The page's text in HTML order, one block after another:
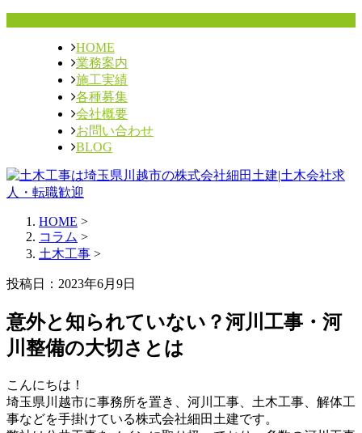
HOME
業務案内
施工実績
各種募集
会社概要
お問い合わせ
BLOG
HOME >
コラム >
土木工事 >
投稿日：2023年6月9日
意外と知られていない？河川工事・河
川整備の大切さとは
こんにちは！
埼玉県川越市に事務所を置き、河川工事、土木工事、解体工
事などを手掛けている株式会社細田土建です。